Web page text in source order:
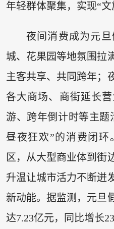
年轻群体聚集，实现“文
夜间消费成为元
城、花果园等地氛围拉
主客共享、共同跨年；
各大商场、商街延长
游、跨年倒计时等主题
昼夜狂欢”的消费闭
区，从大型商业体到街
升温让城市活力不断迸
新动能。据监测，元旦
达7.23亿元，同比增长